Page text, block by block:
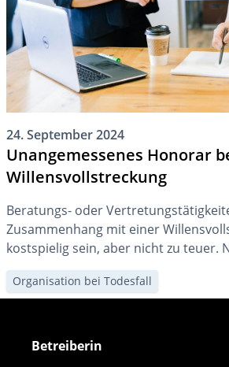
24. September 2024
Unangemessenes Honorar
Willensvollstreckung
Beratungs- oder
Zusammenhang mit einer
kostspielig sein, aber nicht zu teuer.
erklären wir Ihnen, wie das Honorar
Willensvollstreckers festgesetzt wird,
Organisation bei Todesfall
Betreiberin